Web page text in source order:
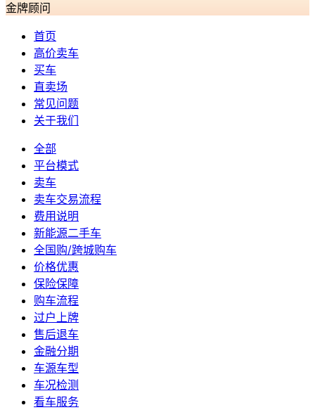
金牌顾问
首页
高价卖车
买车
直卖场
常见问题
关于我们
全部
平台模式
卖车
卖车交易流程
费用说明
新能源二手车
全国购/跨城购车
价格优惠
保险保障
购车流程
过户上牌
售后退车
金融分期
车源车型
车况检测
看车服务